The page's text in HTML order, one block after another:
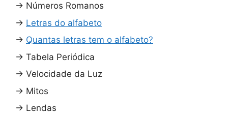
→ Números Romanos
→ Letras do alfabeto
→ Quantas letras tem o alfabeto?
→ Tabela Periódica
→ Velocidade da Luz
→ Mitos
→ Lendas